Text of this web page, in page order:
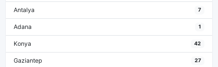
Antalya 7
Adana 1
Konya 42
Gaziantep 27